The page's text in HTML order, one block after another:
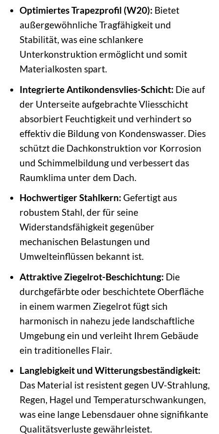
Optimiertes Trapezprofil (W20): Bietet
außergewöhnliche Tragfähigkeit und
Stabilität, was eine schlankere
Unterkonstruktion ermöglicht und somit
Materialkosten spart.
Integrierte Antikondensvlies-Schicht: Die auf
der Unterseite aufgebrachte Vliesschicht
absorbiert Feuchtigkeit und verhindert so
effektiv die Bildung von Kondenswasser. Dies
schützt die Dachkonstruktion vor Korrosion
und Schimmelbildung und verbessert das
Raumklima unter dem Dach.
Hochwertiger Stahlkern: Gefertigt aus
robustem Stahl, der für seine
Widerstandsfähigkeit gegenüber
mechanischen Belastungen und
Umwelteinflüssen bekannt ist.
Attraktive Ziegelrot-Beschichtung: Die
durchgefärbte oder beschichtete Oberfläche
in einem warmen Ziegelrot fügt sich
harmonisch in nahezu jede landschaftliche
Umgebung ein und verleiht Ihrem Gebäude
ein traditionelles Flair.
Langlebigkeit und Witterungsbeständigkeit:
Das Material ist resistent gegen UV-Strahlung,
Regen, Hagel und Temperaturschwankungen,
was eine lange Lebensdauer ohne signifikante
Qualitätsverluste gewährleistet.